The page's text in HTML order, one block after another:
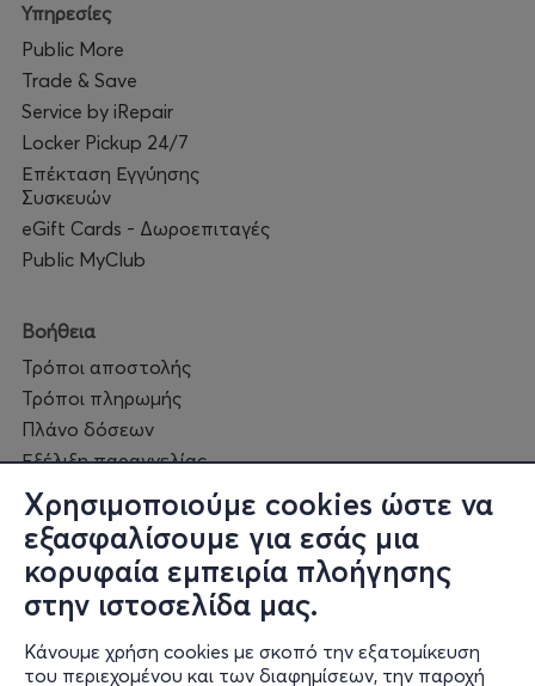
Χρησιμοποιούμε cookies ώστε να
εξασφαλίσουμε για εσάς μια
κορυφαία εμπειρία πλοήγησης
στην ιστοσελίδα μας.
Κάνουμε χρήση cookies με σκοπό την εξατομίκευση
του περιεχομένου και των διαφημίσεων, την παροχή
Υπηρεσίες
Public More
Trade & Save
Service by iRepair
Locker Pickup 24/7
Επέκταση Εγγύησης
Συσκευών
eGift Cards - Δωροεπιταγές
Public MyClub
Βοήθεια
Τρόποι αποστολής
Τρόποι πληρωμής
Πλάνο δόσεων
Εξέλιξη παραγγελίας
Πορεία επισκευής
Συχνές ερωτήσεις και
επικοινωνία
Ο online κόσμος μας
Public GR